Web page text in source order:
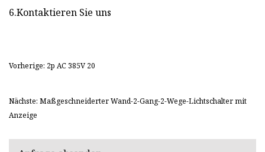
6.Kontaktieren Sie uns
Vorherige: 2p AC 385V 20
Nächste: Maßgeschneiderter Wand-2-Gang-2-Wege-Lichtschalter mit
Anzeige